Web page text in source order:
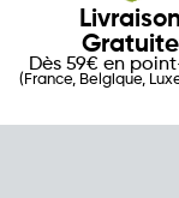
Livraison
Gratuite
Dès 59€ en
(France, Belgique,